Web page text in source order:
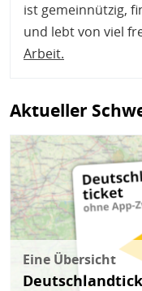
ist gemeinnützig,
und lebt von viel
Arbeit.
Aktueller
Bild
Eine Übersicht